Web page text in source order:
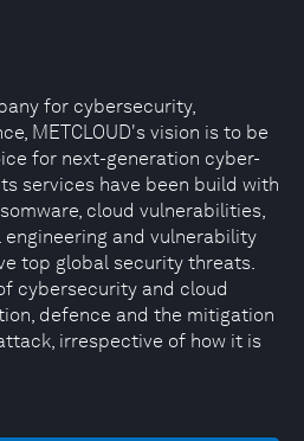
for cybersecurity,
METCLOUD's vision is to be
for next-generation cyber-
services have been build with
cloud vulnerabilities,
and vulnerability
top global security threats.
cybersecurity and cloud
defence and the mitigation
irrespective of how it is